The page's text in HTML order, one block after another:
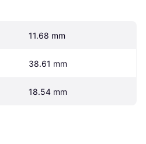
11.68 mm
38.61 mm
18.54 mm